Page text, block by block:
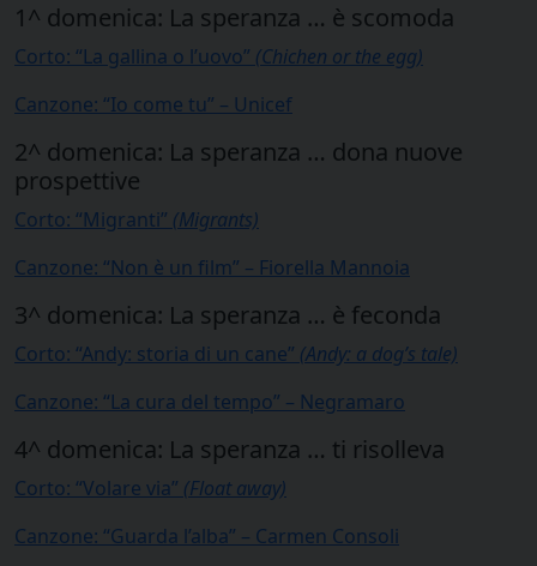
1^ domenica: La speranza … è scomoda
Corto: “La gallina o l’uovo” (Chichen or the egg)
Canzone: “Io come tu” – Unicef
2^ domenica: La speranza … dona nuove
prospettive
Corto: “Migranti” (Migrants)
Canzone: “Non è un film” – Fiorella Mannoia
3^ domenica: La speranza … è feconda
Corto: “Andy: storia di un cane” (Andy: a dog’s tale)
Canzone: “La cura del tempo” – Negramaro
4^ domenica: La speranza … ti risolleva
Corto: “Volare via” (Float away)
Canzone: “Guarda l’alba” – Carmen Consoli